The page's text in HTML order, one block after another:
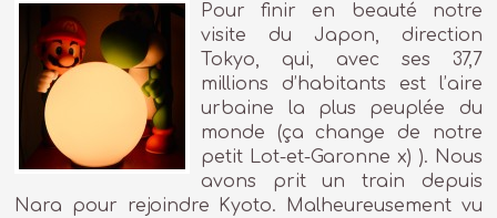
Pour finir en beauté notre
visite du Japon, direction
Tokyo, qui, avec ses 37,7
millions d’habitants est l’aire
urbaine la plus peuplée du
monde (ça change de notre
petit Lot-et-Garonne x) ). Nous
avons prit un train depuis
Nara pour rejoindre Kyoto. Malheureusement vu